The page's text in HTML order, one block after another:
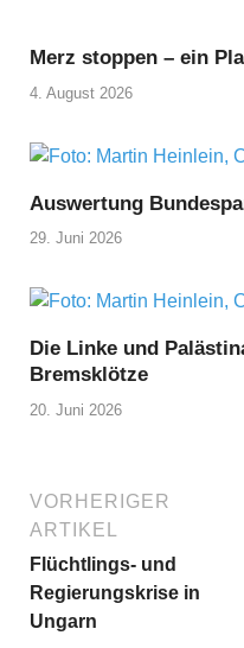
Merz stoppen – ein
4. August 2026
Auswertung
29. Juni 2026
Die Linke und
Bremsklötze
20. Juni 2026
VORHERIGER
ARTIKEL
Flüchtlings- und
Regierungskrise in
Ungarn